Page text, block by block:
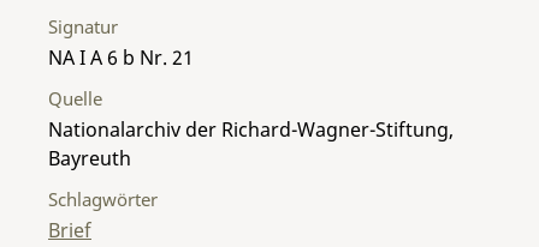
Signatur
NA I A 6 b Nr. 21
Quelle
Nationalarchiv der Richard-Wagner-Stiftung,
Bayreuth
Schlagwörter
Brief